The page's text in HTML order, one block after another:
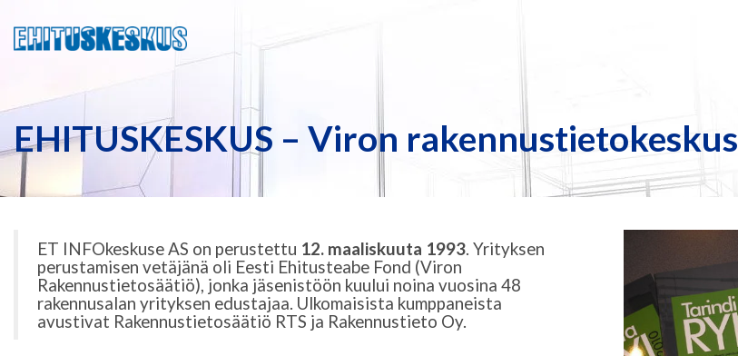
EHITUSKESKUS – Viron rakennustietokeskus
ET INFOkeskuse AS on perustettu 12. maaliskuuta 1993 . Yrityksen
perustamisen vetäjänä oli Eesti Ehitusteabe Fond (Viron
Rakennustietosäätiö), jonka jäsenistöön kuului noina vuosina 48
rakennusalan yrityksen edustajaa. Ulkomaisista kumppaneista
avustivat Rakennustietosäätiö RTS ja Rakennustieto Oy.